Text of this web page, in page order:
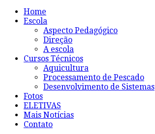
Home
Escola
Aspecto Pedagógico
Direção
A escola
Cursos Técnicos
Aquicultura
Processamento de Pescado
Desenvolvimento de Sistemas
Fotos
ELETIVAS
Mais Notícias
Contato